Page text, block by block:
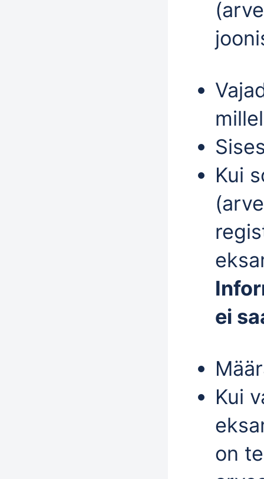
Kui
ei
Kui
on